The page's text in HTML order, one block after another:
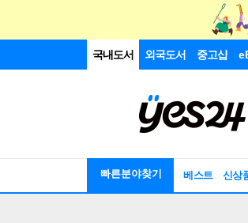
국내도서 외국도서 중고샵
빠른분야찾기 베스트 신상